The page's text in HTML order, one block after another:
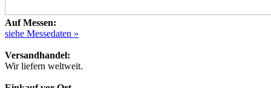
Auf Messen:
siehe Messedaten »
Versandhandel:
Wir liefern weltweit.